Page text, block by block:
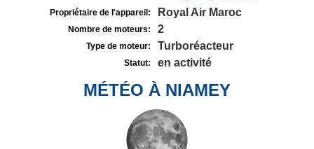
Propriétaire de l'appareil: Royal Air Maroc
Nombre de moteurs: 2
Type de moteur: Turboréacteur
Statut: en activité
MÉTÉO À NIAMEY